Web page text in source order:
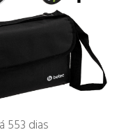
553 dias